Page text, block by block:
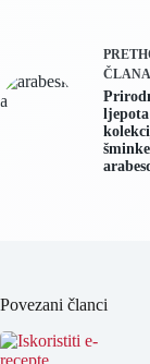
ljepota
šminke
Povezani članci